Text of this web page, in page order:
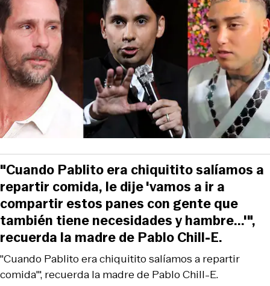
"Cuando Pablito era chiquitito salíamos a repartir
comida'", recuerda la madre de Pablo Chill-E.
"Cuando Pablito era chiquitito salíamos a
repartir comida, le dije 'vamos a ir a
compartir estos panes con gente que
también tiene necesidades y hambre...'",
recuerda la madre de Pablo Chill-E.